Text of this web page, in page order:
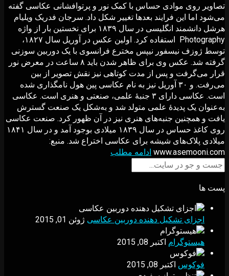
تصاویر روی موادی حساس با کمک نور و پرتوافشانی عکاسی گفته
می‌شود اما این فرایند بعدها تغییر شکل داد. سرجان فدریک ویلیام
هرشل دانشمند انگلیسی در سال ۱۸۳۹ برای نخستین بار از واژه
Photography استفاده کرد. اولین عکس در آوریل سال ۱۸۲۷،
توسط ژوزف نیسفور نیپس مخترع فرانسوی با یک دوربین سوزنی
گرفته شد. عکس وی برای ظاهر شدن باید ۸ ساعت در معرض نور
قرار می‌گرفت و پس از مدت کوتاهی نیز نقش تصویر از بین
می‌رفت. و ۳۰ آوریل نیز به نام عکاسی پین هول نامگذاری شده
است. عکاسی دارای ۳ جنبهٔ علمی، صنعتی و هنری است. عکاسی
به‌عنوان یک پدیدهٔ علمی متولد شد و به‌شکل یک صنعت گسترش
یافت و همچنین جنبه‌های هنری نیز در آن ظهور کرد. صنعت عکاسی
روی کاغذ حساس در سال ۱۸۳۹ میلادی بوجود آمد و در سال ۱۸۴۱
میلادی پلاک‌های شیشه برای عکاسی اختراع شد. منبع:
www.asemooni.com ادامه مطلب
پست ها
اجزای تشکیل دهنده دوربین عکاسی ژوئن 01, 2015
هیستوگرام اکتبر 08, 2015
فوکوس اکتبر 08, 2015